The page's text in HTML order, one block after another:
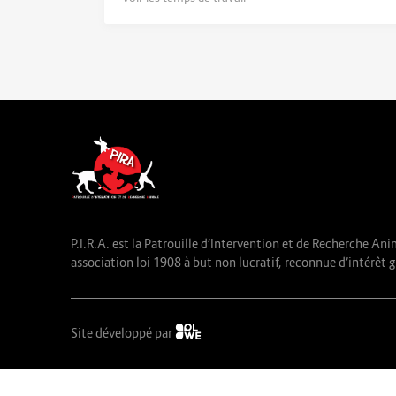
P.I.R.A. est la Patrouille d’Intervention et de Recherche
association loi 1908 à but non lucratif, reconnue d’intérêt
Site développé par